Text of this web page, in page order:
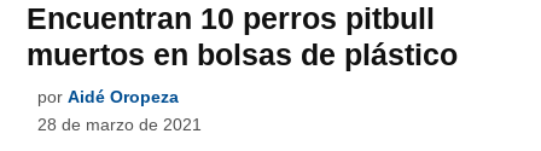
Encuentran 10 perros pitbull
muertos en bolsas de plástico
por Aidé Oropeza
28 de marzo de 2021